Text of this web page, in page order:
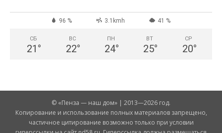
96 % 3.1kmh 41 %
СБ
21 °
ВС
22°
ПН
24°
ВТ
25°
СР
20°
© «Пенза — наш дом» | 2013—2026 год.
Копирование и использование полных материалов запрещено,
частичное цитирование возможно только при условии